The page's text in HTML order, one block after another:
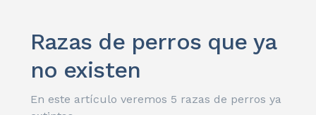
Razas de perros que ya
no existen
En este artículo veremos 5 razas de perros ya